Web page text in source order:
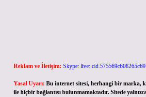
Reklam ve İletişim: Skype: live:.cid.575569c608265c69
Yasal Uyarı: Bu internet sitesi, herhangi bir marka,
ile hiçbir bağlantısı bulunmamaktadır. Sitede